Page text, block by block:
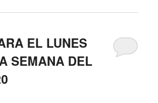
EL LUNES
SEMANA DEL